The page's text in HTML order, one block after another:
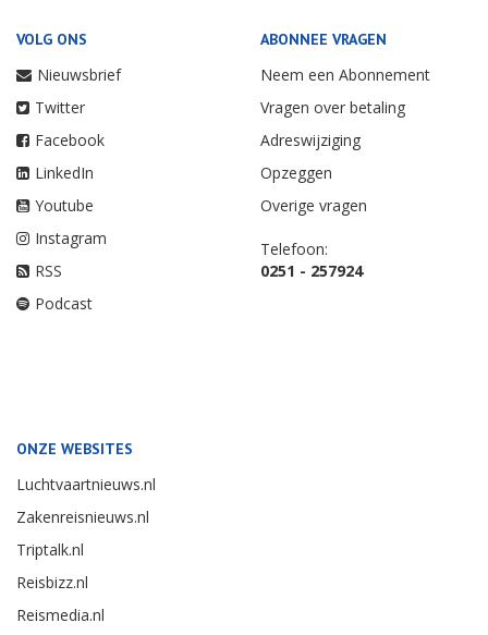
VOLG ONS
Nieuwsbrief
Twitter
Facebook
LinkedIn
Youtube
Instagram
RSS
Podcast
ABONNEE VRAGEN
Neem een Abonnement
Vragen over betaling
Adreswijziging
Opzeggen
Overige vragen
Telefoon:
0251 - 257924
ONZE WEBSITES
Luchtvaartnieuws.nl
Zakenreisnieuws.nl
Triptalk.nl
Reisbizz.nl
Reismedia.nl